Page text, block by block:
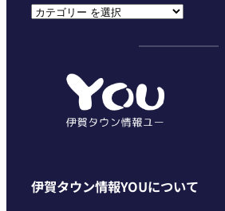
カ
伊賀タウン情報YOUについて